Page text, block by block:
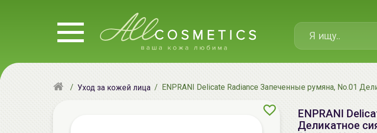
Уход за кожей лица ENPRANI Delicate Radiance Запеченные румяна, No.01
ENPRANI
Деликатное